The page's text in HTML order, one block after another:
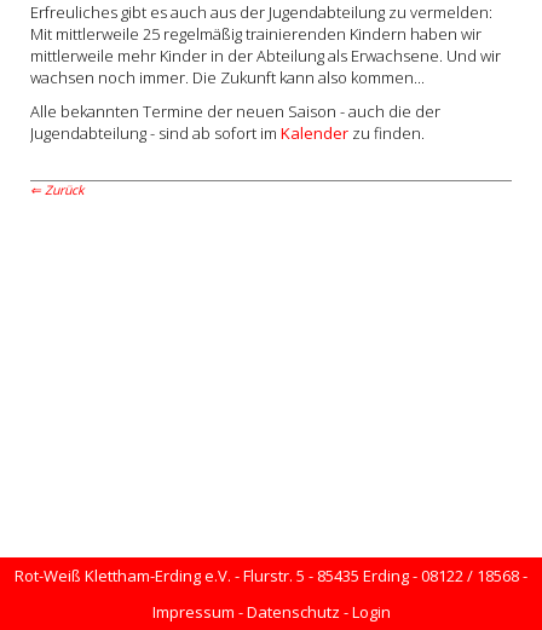
Erfreuliches gibt es auch aus der Jugendabteilung zu vermelden:
Mit mittlerweile 25 regelmäßig trainierenden Kindern haben wir
mittlerweile mehr Kinder in der Abteilung als Erwachsene. Und wir
wachsen noch immer. Die Zukunft kann also kommen...
Alle bekannten Termine der neuen Saison - auch die der
Jugendabteilung - sind ab sofort im Kalender zu finden.
Zurück
Rot-Weiß Klettham-Erding e.V. - Flurstr. 5 - 85435 Erding - 08122 / 18568 -
Impressum -Datenschutz -Login